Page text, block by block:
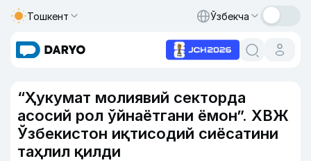
Тошкент Ўзбекча
“Ҳукумат молиявий секторда
асосий рол ўйнаётгани ёмон”. ХВЖ
Ўзбекистон иқтисодий сиёсатини
таҳлил қилди